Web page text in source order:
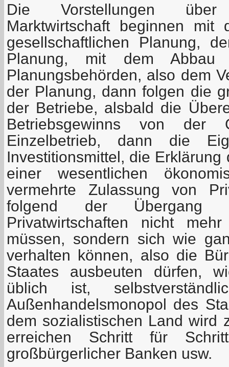
Die Vorstellungen
Marktwirtschaft beginnen mit
gesellschaftlichen Planung,
Planung, mit dem Abbau
Planungsbehörden, also dem
der Planung, dann folgen die
der Betriebe, alsbald die
Betriebsgewinns von der
Einzelbetrieb, dann die
Investitionsmittel, die
einer wesentlichen
vermehrte Zulassung von
folgend der Übergang
Privatwirtschaften nicht
müssen, sondern sich wie
verhalten können, also die
Staates ausbeuten dürfen,
üblich ist,
Außenhandelsmonopol des
dem sozialistischen Land wird
erreichen Schritt für
großbürgerlicher Banken usw.